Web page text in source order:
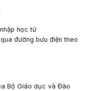
học từ
qua đường bưu điện theo
Bộ Giáo dục và Đào